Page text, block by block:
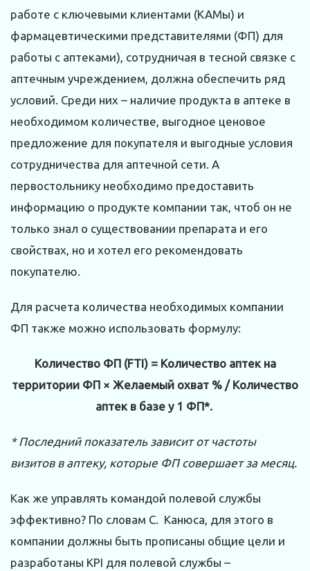
работе с ключевыми клиентами (КАМы) и
фармацевтическими представителями (ФП) для
работы с аптеками), сотрудничая в тесной связке с
аптечным учреждением, должна обеспечить ряд
условий. Среди них – наличие продукта в аптеке в
необходимом количестве, выгодное ценовое
предложение для покупателя и выгодные условия
сотрудничества для аптечной сети. А
первостольнику необходимо предоставить
информацию о продукте компании так, чтоб он не
только знал о существовании препарата и его
свойствах, но и хотел его рекомендовать
покупателю.
Для расчета количества необходимых компании
ФП также можно использовать формулу:
Количество ФП (FTI) = Количество аптек на
территории ФП × Желаемый охват % / Количество
аптек в базе у 1 ФП*.
* Последний показатель зависит от частоты
визитов в аптеку, которые ФП совершает за месяц.
Как же управлять командой полевой службы
эффективно? По словам С. Канюса, для этого в
компании должны быть прописаны общие цели и
разработаны KPI для полевой службы –